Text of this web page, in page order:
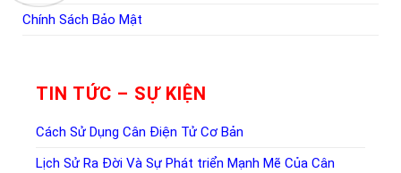
Chính Sách Bảo Mật
TIN TỨC – SỰ KIỆN
Cách Sử Dụng Cân Điện Tử Cơ Bản
Lịch Sử Ra Đời Và Sự Phát triển Mạnh Mẽ Của Cân